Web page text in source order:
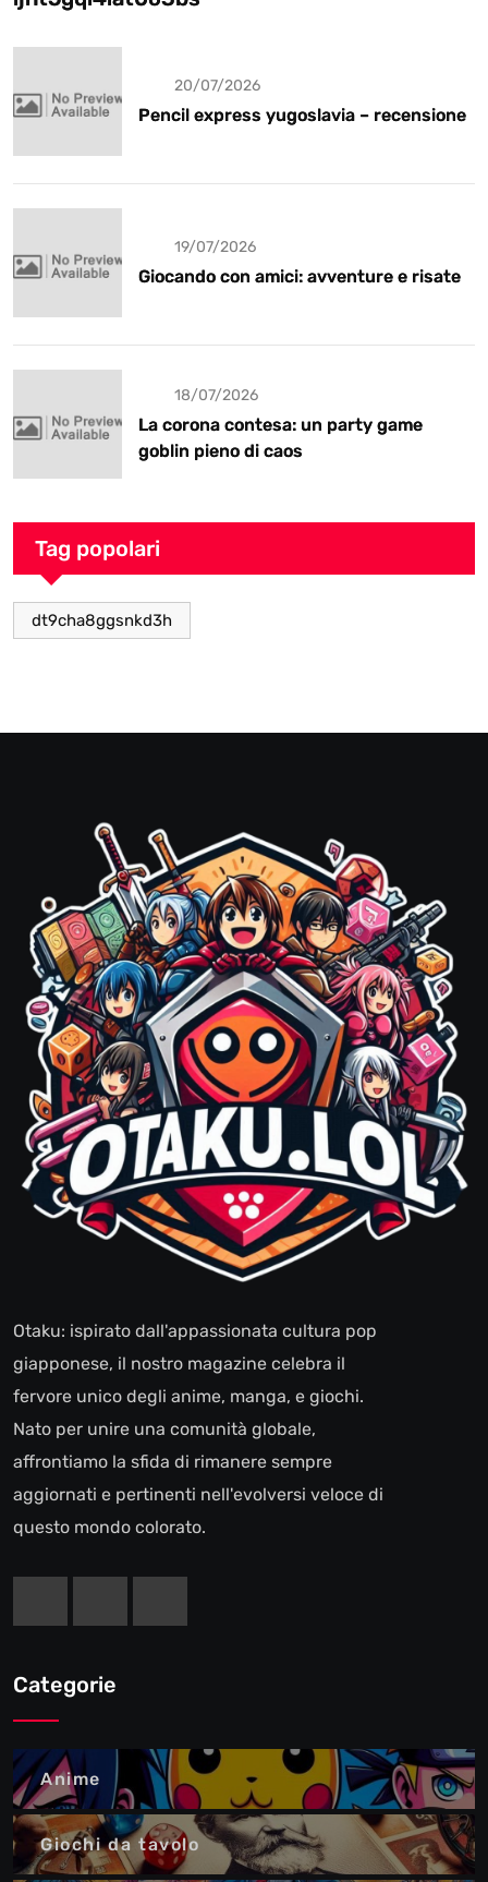
20/07/2026
Pencil express yugoslavia – recensione
19/07/2026
Giocando con amici: avventure e risate
18/07/2026
La corona contesa: un party game
goblin pieno di caos
Tag popolari
dt9cha8ggsnkd3h
Otaku: ispirato dall'appassionata cultura pop
giapponese, il nostro magazine celebra il
fervore unico degli anime, manga, e giochi.
Nato per unire una comunità globale,
affrontiamo la sfida di rimanere sempre
aggiornati e pertinenti nell'evolversi veloce di
questo mondo colorato.
Categorie
Anime
Giochi da tavolo